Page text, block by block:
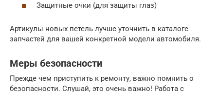
Защитные очки (для защиты глаз)
Артикулы новых петель лучше уточнить в каталоге
запчастей для вашей конкретной модели автомобиля.
Меры безопасности
Прежде чем приступить к ремонту, важно помнить о
безопасности. Слушай, это очень важно! Работа с